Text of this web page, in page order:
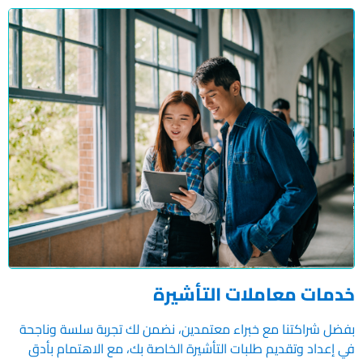
خدمات معاملات التأشيرة
بفضل شراكتنا مع خبراء معتمدين، نضمن لك تجربة سلسة وناجحة
في إعداد وتقديم طلبات التأشيرة الخاصة بك، مع الاهتمام بأدق